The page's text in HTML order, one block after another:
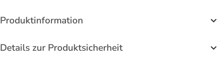
Produktinformation
Details zur Produktsicherheit